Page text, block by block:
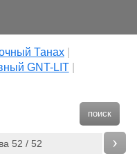
Танах|
GNT-LIT|
поиск
52 / 52 ›